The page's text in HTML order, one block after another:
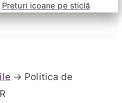
Prețuri icoane pe sticlă
→ Politica de